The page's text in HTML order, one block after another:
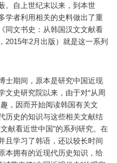
。自上世纪末以来，到本世
学者利用相关的史料做出了重
同文书史：从韩国汉文文献看
2015年2月出版）就是这一系列
士期间，原本是研究中国近现
文史研究院以来，由于对“从周
，因而开始阅读韩国有关文
历史的知识与这些相关文献结
献看近世中国”的系列研究。在
且学习了韩语，还以较长时间
本拥有的近现代历史知识，给